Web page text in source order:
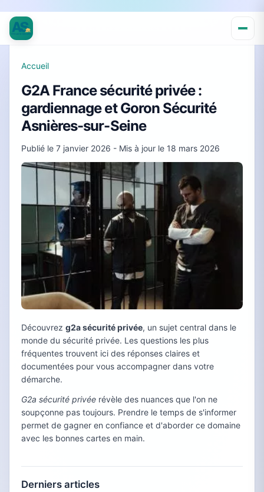
Accueil
G2A France sécurité privée :
gardiennage et Goron Sécurité
Asnières-sur-Seine
Publié le 7 janvier 2026 - Mis à jour le 18 mars 2026
Découvrez g2a sécurité privée, un sujet central dans le
monde du sécurité privée. Les questions les plus
fréquentes trouvent ici des réponses claires et
documentées pour vous accompagner dans votre
démarche.
G2a sécurité privée révèle des nuances que l'on ne
soupçonne pas toujours. Prendre le temps de s'informer
permet de gagner en confiance et d'aborder ce domaine
avec les bonnes cartes en main.
Derniers articles